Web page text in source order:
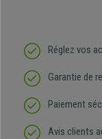
Réglez vos
Garantie de
Paiement
Avis clients